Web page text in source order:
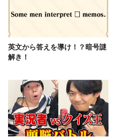
英文から答えを導け！？暗号謎
解き！